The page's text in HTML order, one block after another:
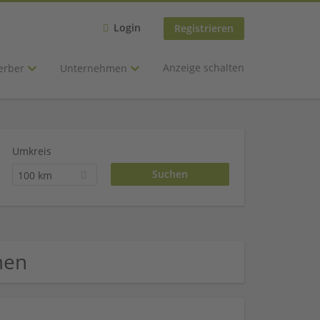
Login Registrieren
Unternehmen Anzeige schalten
Umkreis
100 km